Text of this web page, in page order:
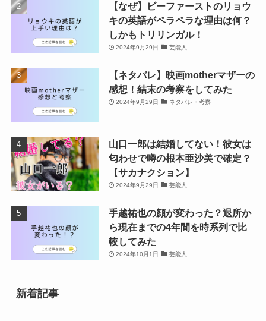
【なぜ】ビーファーストのリョウ
キの英語がペラペラな理由は何？
しかもトリリンガル！
2024年9月29日 芸能人
【ネタバレ】映画motherマザーの
感想！結末の考察をしてみた
2024年9月29日 ネタバレ・考察
山口一郎は結婚してない！彼女は
匂わせで噂の根本亜沙美で確定？
【サカナクション】
2024年9月29日 芸能人
手越祐也の顔が変わった？退所か
ら現在までの4年間を時系列で比
較してみた
2024年10月1日 芸能人
新着記事